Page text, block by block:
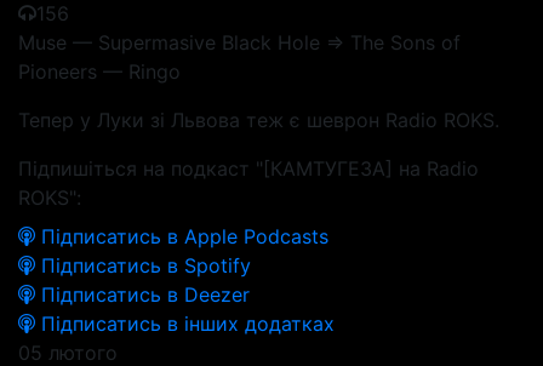
156
Muse — Supermasive Black Hole => The Sons of
Pioneers — Ringo
Тепер у Луки зі Львова теж є шеврон Radio ROKS.
Підпишіться на подкаст "[КАМТУГЕЗА] на Radio
ROKS":
Підписатись в Apple Podcasts
Підписатись в Spotify
Підписатись в Deezer
Підписатись в інших додатках
05 лютого